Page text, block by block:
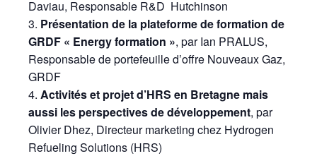
Daviau, Responsable R&D Hutchinson
Présentation de la plateforme de formation de
GRDF « Energy formation », par Ian PRALUS,
Responsable de portefeuille d’offre Nouveaux Gaz,
GRDF
Activités et projet d’HRS en Bretagne mais
aussi les perspectives de développement, par
Olivier Dhez, Directeur marketing chez Hydrogen
Refueling Solutions (HRS)